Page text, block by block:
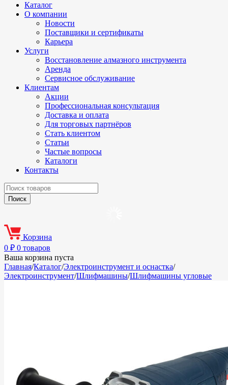
Каталог
О компании
Новости
Поставщики и сертификаты
Карьера
Услуги
Восстановление алмазного инструмента
Аренда
Сервисное обслуживание
Клиентам
Акции
Профессиональная консультация
Доставка и оплата
Для торговых партнёров
Стать клиентом
Статьи
Частые вопросы
Каталоги
Контакты
Корзина
0 ₽ 0 товаров
Ваша корзина пуста
Главная/Каталог/Электроинструмент и оснастка/
Электроинструмент/Шлифмашины/Шлифмашины угловые